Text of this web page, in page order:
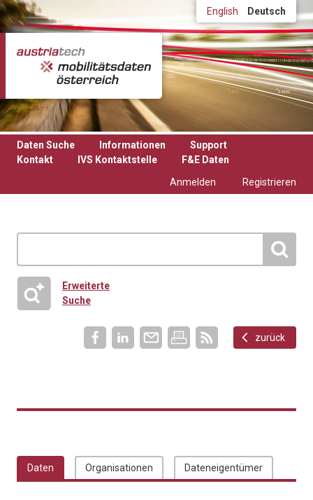
Direkt zum Inhalt English Deutsch
Daten Suche Informationen
Support
Kontakt
IVS Kontaktstelle
F&E Daten
Anmelden
Registrieren
Erweiterte
Suche
zurück
Daten Organisationen Dateneigentümer